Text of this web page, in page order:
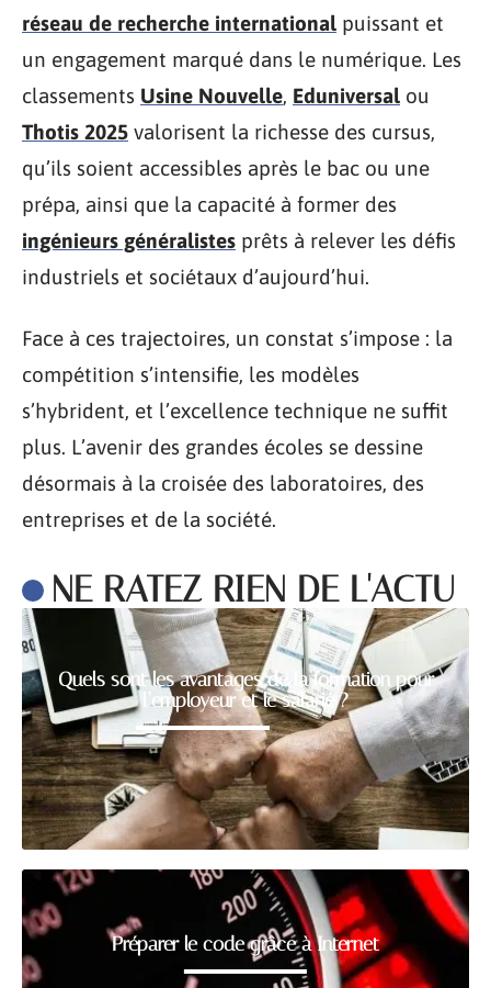
réseau de recherche international puissant et
un engagement marqué dans le numérique. Les
classements Usine Nouvelle, Eduniversal ou
Thotis 2025 valorisent la richesse des cursus,
qu’ils soient accessibles après le bac ou une
prépa, ainsi que la capacité à former des
ingénieurs généralistes prêts à relever les défis
industriels et sociétaux d’aujourd’hui.
Face à ces trajectoires, un constat s’impose : la
compétition s’intensifie, les modèles
s’hybrident, et l’excellence technique ne suffit
plus. L’avenir des grandes écoles se dessine
désormais à la croisée des laboratoires, des
entreprises et de la société.
NE RATEZ RIEN DE L'ACTU
Quels sont les avantages de la formation pour
l’employeur et le salarié ?
Préparer le code grâce à Internet